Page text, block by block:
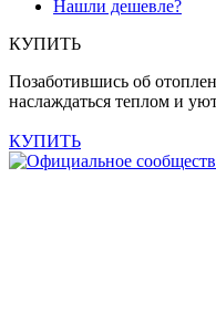
Нашли дешевле?
КУПИТЬ
Позаботившись об
наслаждаться теплом и
КУПИТЬ